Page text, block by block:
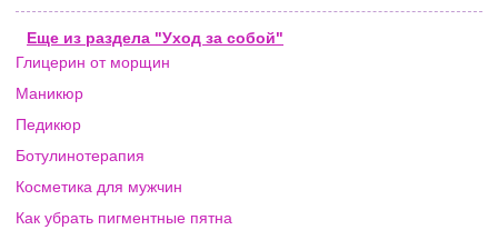
Еще из раздела "Уход за собой"
Глицерин от морщин
Маникюр
Педикюр
Ботулинотерапия
Косметика для мужчин
Как убрать пигментные пятна